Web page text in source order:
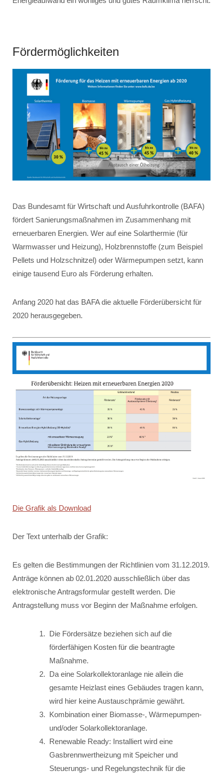
Fördermöglichkeiten
Das Bundesamt für Wirtschaft und Ausfuhrkontrolle (BAFA)
fördert Sanierungsmaßnahmen im Zusammenhang mit
erneuerbaren Energien. Wer auf eine Solarthermie (für
Warmwasser und Heizung), Holzbrennstoffe (zum Beispiel
Pellets und Holzschnitzel) oder Wärmepumpen setzt, kann
einige tausend Euro als Förderung erhalten.
Anfang 2020 hat das BAFA die aktuelle Förderübersicht für
2020 herausgegeben.
Die Grafik als Download
Der Text unterhalb der Grafik:
Es gelten die Bestimmungen der Richtlinien vom 31.12.2019.
Anträge können ab 02.01.2020 ausschließlich über das
elektronische Antragsformular gestellt werden. Die
Antragstellung muss vor Beginn der Maßnahme erfolgen.
Die Fördersätze beziehen sich auf die
förderfähigen Kosten für die beantragte
Maßnahme.
Da eine Solarkollektoranlage nie allein die
gesamte Heizlast eines Gebäudes tragen kann,
wird hier keine Austauschprämie gewährt.
Kombination einer Biomasse-, Wärmepumpen-
und/oder Solarkollektoranlage.
Renewable Ready: Installiert wird eine
Gasbrennwertheizung mit Speicher und
Steuerungs- und Regelungstechnik für die